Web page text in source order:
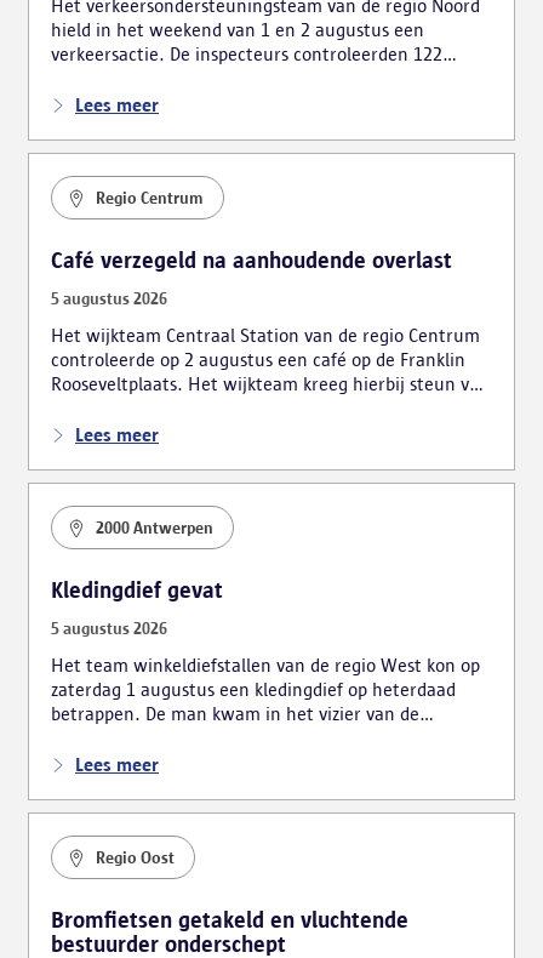
Het verkeersondersteuningsteam van de regio Noord
hield in het weekend van 1 en 2 augustus een
verkeersactie. De inspecteurs controleerden 122
Ekeren en Berendrecht-Zandvliet-Lillo.
Lees meer
Regio Centrum
Café verzegeld na aanhoudende overlast
5 augustus 2026
Het wijkteam Centraal Station van de regio Centrum
controleerde op 2 augustus een café op de Franklin
Rooseveltplaats. Het wijkteam kreeg hierbij steun van
Lees meer
2000 Antwerpen
Kledingdief gevat
5 augustus 2026
Het team winkeldiefstallen van de regio West kon op
zaterdag 1 augustus een kledingdief op heterdaad
betrappen. De man kwam in het vizier van de
droeg die er nogal vreemd uitzagen.
Lees meer
Regio Oost
Bromfietsen getakeld en vluchtende
bestuurder onderschept